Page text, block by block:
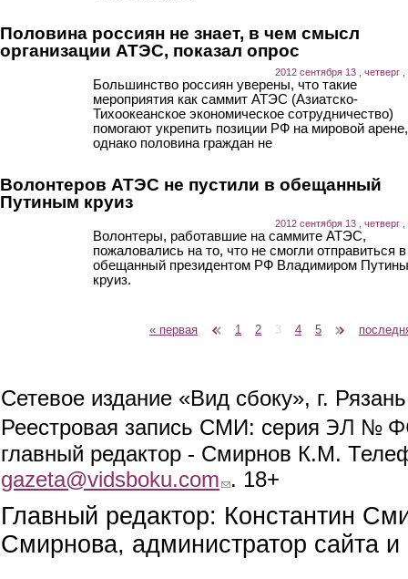
Половина россиян не знает, в чем смысл
организации АТЭС, показал опрос
2012 сентября 13 , четверг ,
Большинство россиян уверены, что такие
мероприятия как саммит АТЭС (Азиатско-
Тихоокеанское экономическое сотрудничество)
помогают укрепить позиции РФ на мировой арене,
однако половина граждан не
Волонтеров АТЭС не пустили в обещанный
Путиным круиз
2012 сентября 13 , четверг ,
Волонтеры, работавшие на саммите АТЭС,
пожаловались на то, что не смогли отправиться в
обещанный президентом РФ Владимиром
круиз.
« первая 1 2 3 4 5
Сетевое издание «Вид сбоку», г.
Реестровая запись СМИ: серия ЭЛ №
главный редактор - Смирнов К.М.
gazeta@vidsboku.com (link sends e-mail)
. 18+
Главный редактор: Константин
Смирнова, администратор сайта